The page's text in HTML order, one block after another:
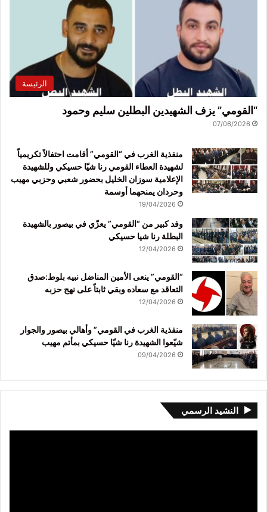
الرئيسة
“القومي” يزف الشهيدين البطلين سليم وحمود
07/06/2026
منفذية الغرب في “القومي” أقامت احتفالاً تكريمياً
لشهيدة العطاء القومي رنا شيّا حسيكي وللشهيدة
الإعلامية سوزان الخليل بحضور شعبي وحزبي مهيب
وحردان يمنحهما أوسمة
19/04/2026
وفد كبير من “القومي” يعزّي في بيصور بالشهيدة
البطلة رنا شيا حسيكي
12/04/2026
“القومي” ينعى الأمين المناضل نبيه بلوط:صدق
التعاقد مع سعاده وبقي ثابتاً على نهج حزبه
12/04/2026
منفذية الغرب في القومي” وأهالي بيصور والجوار
شيّعوا الشهيدة رنا شيّا حسيكي بمأتم مهيب
09/04/2026
النشيد الرسمي